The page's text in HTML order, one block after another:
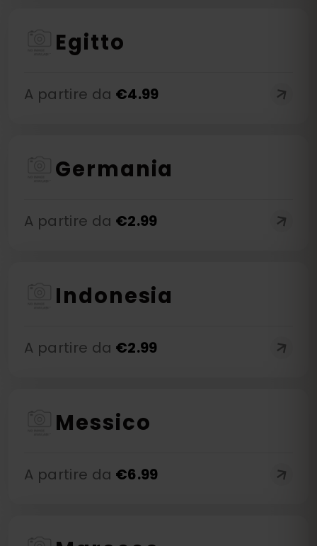
Egitto
A partire da €4.99
Germania
A partire da €2.99
Indonesia
A partire da €2.99
Messico
A partire da €6.99